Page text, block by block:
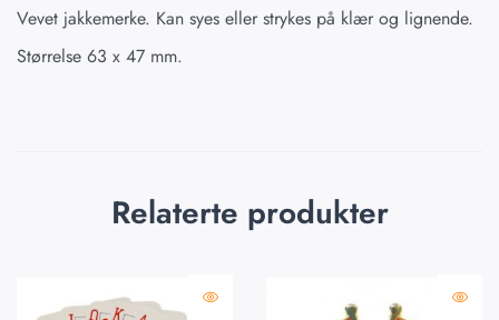
Vevet jakkemerke. Kan syes eller strykes på klær og lignende.
Størrelse 63 x 47 mm.
Relaterte produkter